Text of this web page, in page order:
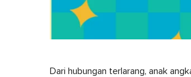
Dari hubungan terlarang, anak